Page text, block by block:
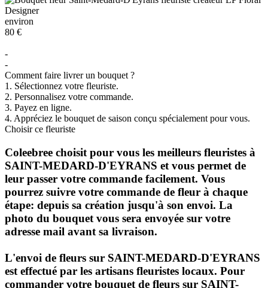
environ
80 €
-
-
Comment faire livrer un bouquet ?
1. Sélectionnez votre fleuriste.
2. Personnalisez votre commande.
3. Payez en ligne.
4. Appréciez le bouquet de saison conçu spécialement pour vous.
Choisir ce fleuriste
Coleebree choisit pour vous les meilleurs fleuristes à
SAINT-MEDARD-D'EYRANS et vous permet de
leur passer votre commande facilement. Vous
pourrez suivre votre commande de fleur à chaque
étape: depuis sa création jusqu'à son envoi. La
photo du bouquet vous sera envoyée sur votre
adresse mail avant sa livraison.
L'envoi de fleurs sur SAINT-MEDARD-D'EYRANS
est effectué par les artisans fleuristes locaux. Pour
commander votre bouquet de fleurs sur SAINT-